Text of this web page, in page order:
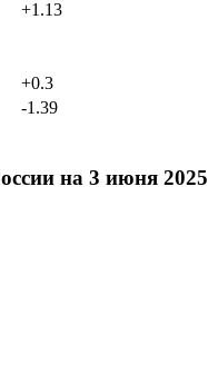
+1.13
+0.3
-1.39
на 3 июня 2025